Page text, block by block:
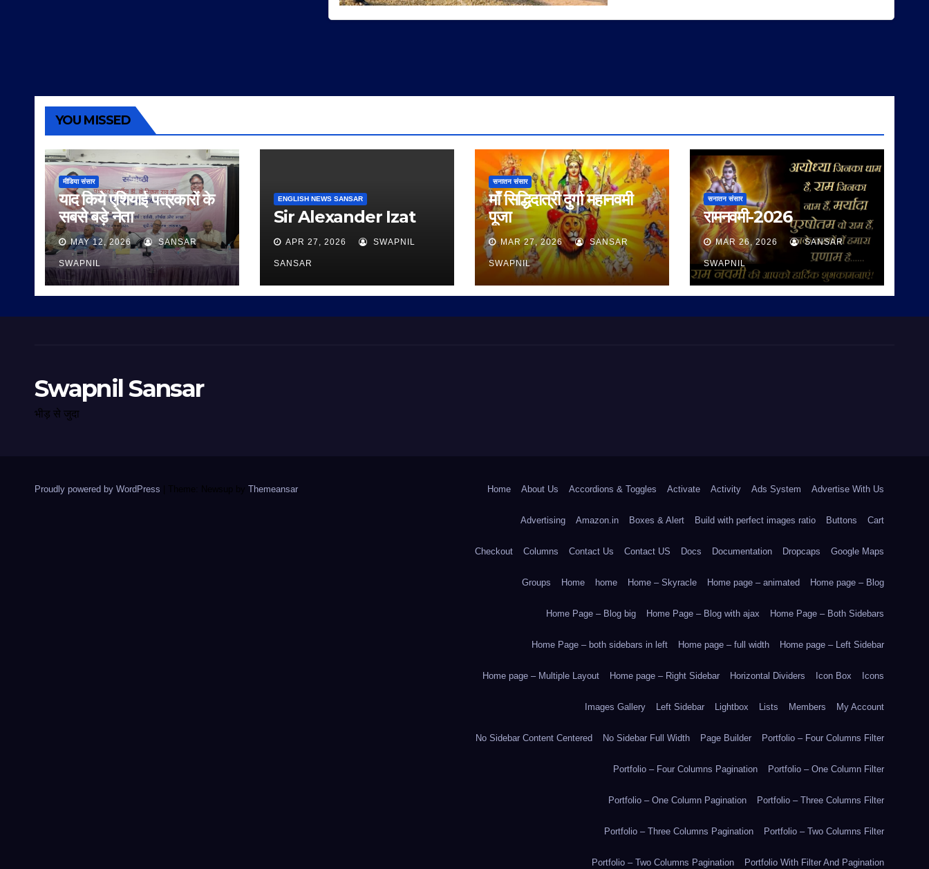
YOU MISSED
मीडिया संसार
याद किये एशियाई पत्रकारों के
सबसे बड़े नेता
MAY 12, 2026 SANSAR
SWAPNIL
ENGLISH NEWS SANSAR
Sir Alexander Izat
APR 27, 2026 SWAPNIL
SANSAR
सनातन संसार
माँ सिद्धिदात्री दुर्गा महानवमी
पूजा
MAR 27, 2026 SANSAR
SWAPNIL
सनातन संसार
रामनवमी-2026
MAR 26, 2026 SANSAR
SWAPNIL
Swapnil Sansar
भीड़ से जुदा
Proudly powered by WordPress Theme: Newsup by Themeansar. Home About Us Accordions & Toggles Activate Activity Ads System Advertise With Us
Advertising Amazon.in Boxes & Alert Build with perfect images ratio Buttons Cart
Checkout Columns Contact Us Contact US Docs Documentation Dropcaps Google Maps
Groups Home home Home – Skyracle Home page – animated Home page – Blog
Home Page – Blog big Home Page – Blog with ajax Home Page – Both Sidebars
Home Page – both sidebars in left Home page – full width Home page – Left Sidebar
Home page – Multiple Layout Home page – Right Sidebar Horizontal Dividers Icon Box Icons
Images Gallery Left Sidebar Lightbox Lists Members My Account
No Sidebar Content Centered No Sidebar Full Width Page Builder Portfolio – Four Columns Filter
Portfolio – Four Columns Pagination Portfolio – One Column Filter
Portfolio – One Column Pagination Portfolio – Three Columns Filter
Portfolio – Three Columns Pagination Portfolio – Two Columns Filter
Portfolio – Two Columns Pagination Portfolio With Filter And Pagination